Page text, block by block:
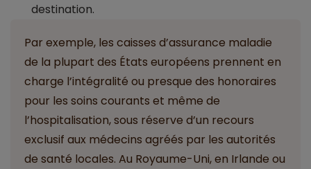
destination.
Par exemple, les caisses d’assurance maladie
de la plupart des États européens prennent en
charge l’intégralité ou presque des honoraires
pour les soins courants et même de
l’hospitalisation, sous réserve d’un recours
exclusif aux médecins agréés par les autorités
de santé locales. Au Royaume-Uni, en Irlande ou